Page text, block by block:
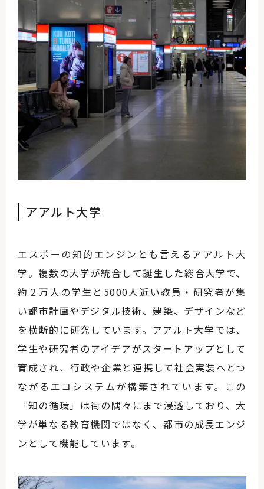
アアルト大学
エスポーの知的エンジンとも言えるアアルト大
学。複数の大学が統合して誕生した総合大学で、
約２万人の学生と5000人近い教員・研究者が集
い都市計画やデジタル技術、建築、デザインなど
を横断的に研究しています。アアルト大学では、
学生や研究者のアイデアがスタートアップとして
育成され、行政や企業と連携して社会実装へとつ
ながるエコシステムが構築されています。この
「知の循環」は街の隅々にまで浸透しており、大
学が単なる教育機関ではなく、都市の成長エンジ
ンとして機能しています。